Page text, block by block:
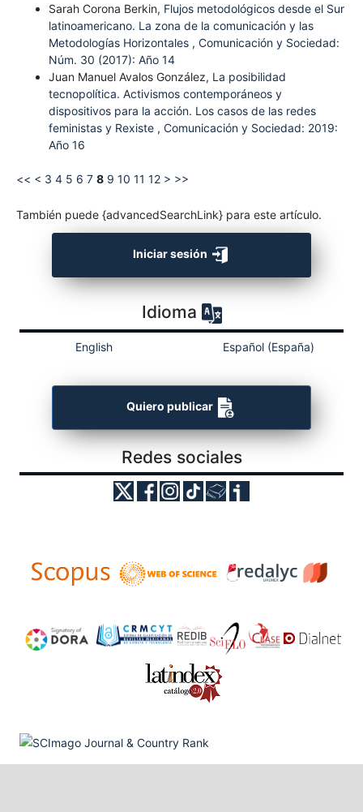
Sarah Corona Berkin, Flujos metodológicos desde el Sur
latinoamericano. La zona de la comunicación y las
Metodologías Horizontales , Comunicación y Sociedad:
Núm. 30 (2017): Año 14
Juan Manuel Avalos González, La posibilidad
tecnopolítica. Activismos contemporáneos y
dispositivos para la acción. Los casos de las redes
feministas y Rexiste , Comunicación y Sociedad: 2019:
Año 16
<< < 3 4 5 6 7 8 9 10 11 12 > >>
También puede {advancedSearchLink} para este artículo.
Iniciar sesión
Idioma
English Español (España)
Quiero publicar
Redes sociales